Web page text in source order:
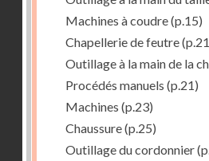
Machines à coudre(p.15)
Chapellerie de feutre
Outillage à la main de la
Procédés manuels (p.21)
Machines (p.23)
Chaussure(p.25)
Outillage du cordonnier